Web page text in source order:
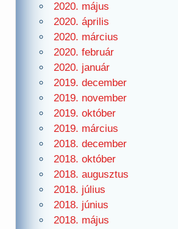
2020. május
2020. április
2020. március
2020. február
2020. január
2019. december
2019. november
2019. október
2019. március
2018. december
2018. október
2018. augusztus
2018. július
2018. június
2018. május